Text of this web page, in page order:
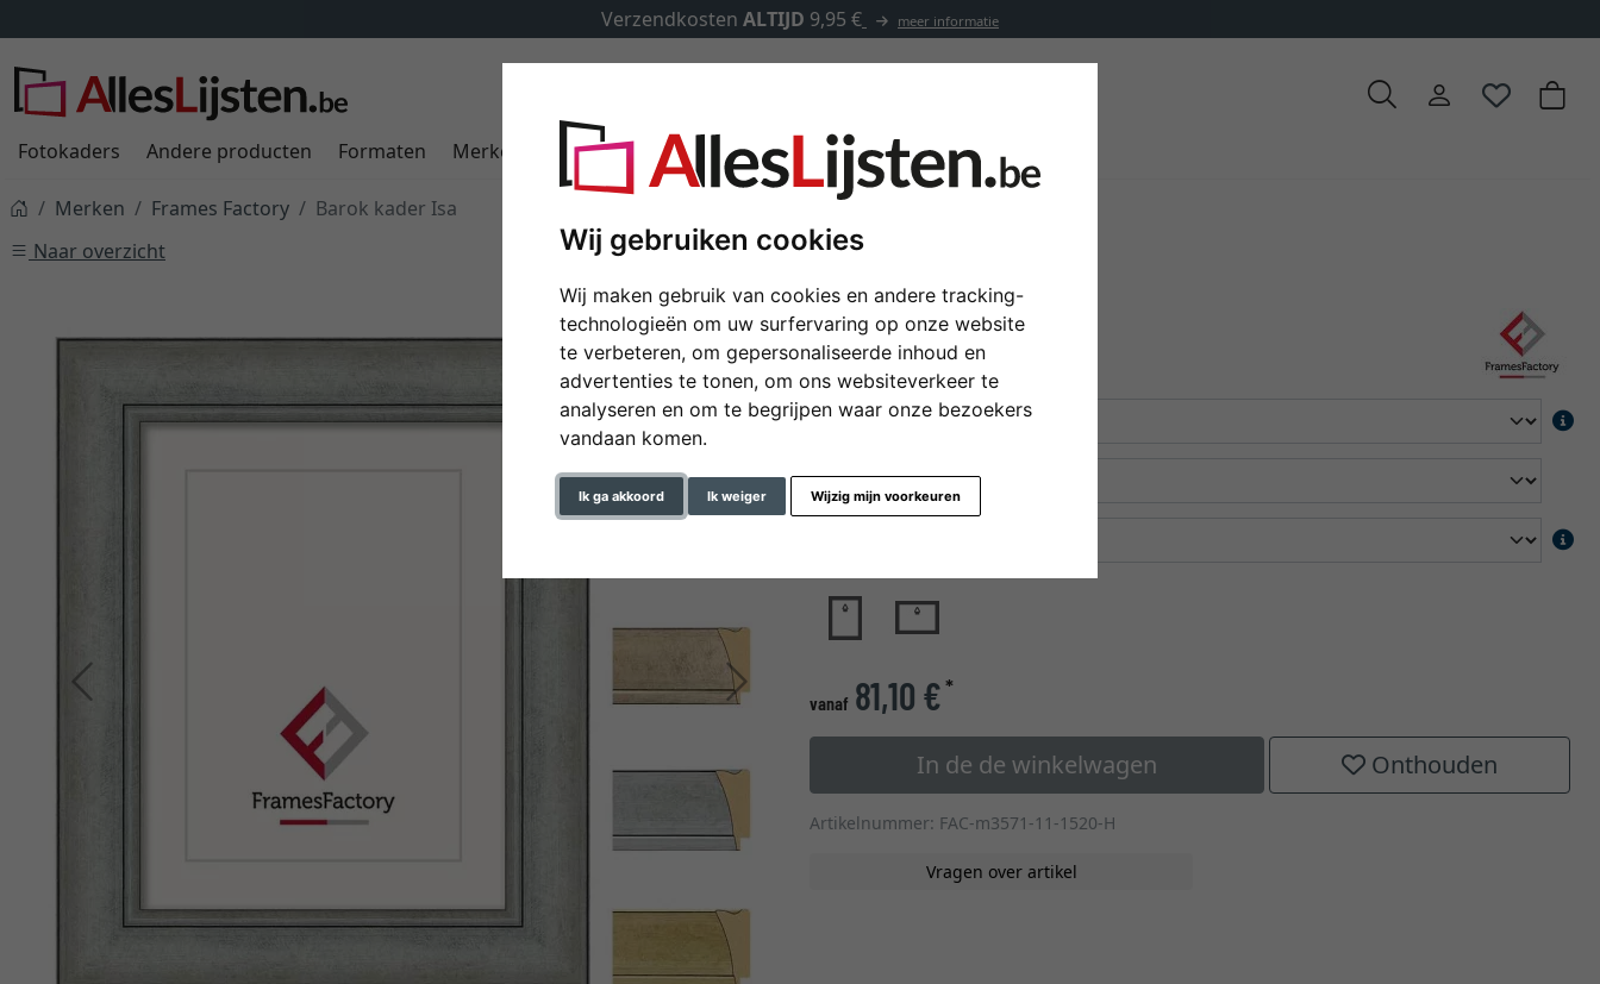
Wij gebruiken cookies
Wij maken gebruik van cookies en andere tracking-
technologieën om uw surfervaring op onze website
te verbeteren, om gepersonaliseerde inhoud en
advertenties te tonen, om ons websiteverkeer te
analyseren en om te begrijpen waar onze bezoekers
vandaan komen.
Ik ga akkoord Ik weiger Wijzig mijn voorkeuren
Verzendkosten ALTIJD 9,95 € meer informatie
Fotokaders Andere producten Formaten Merken Kaders op maat Passe-partouts Toebehoren
Merken Frames Factory
Barok kader Isa
Naar overzicht
Terug Verder
Barok kader Isa
formaat
kleur
vanaf 81,10 €*
In de de winkelwagen Onthouden
Artikelnummer: FAC-m3571-11-1520-H
Vragen over artikel